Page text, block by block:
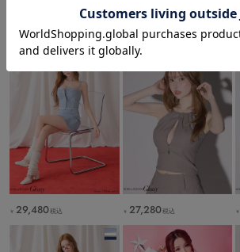
この商品を見た人は
こちらの商品も見ています
￥ 29,480税込 ￥ 27,280税込 ￥